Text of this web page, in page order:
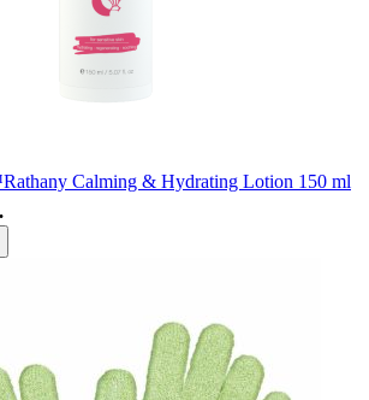
Calming & Hydrating Lotion 150 ml